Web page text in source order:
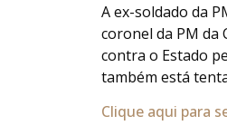
A ex-soldado da
coronel da PM da
contra o Estado
também está
Clique aqui para